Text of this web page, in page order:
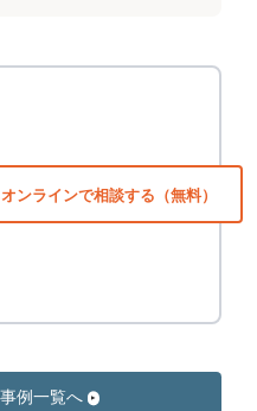
ンラインで相談する（無料）
例一覧へ